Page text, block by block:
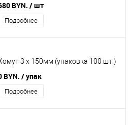
BYN. / шт
Подробнее
3 х 150мм (упаковка 100 шт.)
BYN. / упак
Подробнее